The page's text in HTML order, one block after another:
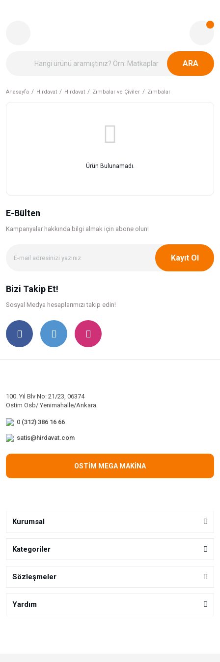
ARA
Anasayfa Hırdavat Hırdavat Zımbalar ve Çiviler Zımbalar
Ürün Bulunamadı.
E-Bülten
Kampanyalar hakkında bilgi almak için abone olun!
Kayıt Ol
Bizi Takip Et!
Sosyal Medya hesaplarımızı takip edin!
100. Yıl Blv No: 21/23, 06374
Ostim Osb/ Yenimahalle/Ankara
0 (312) 386 16 66
satis@hirdavat.com
OSTİM MEGA MAKİNA
Kurumsal
Kategoriler
Sözleşmeler
Yardım